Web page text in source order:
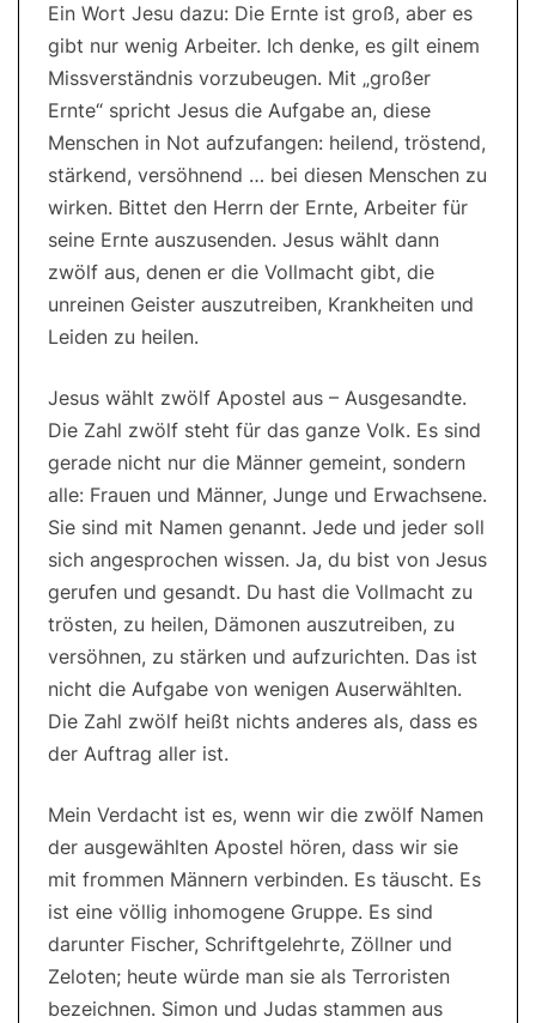
Ein Wort Jesu dazu: Die Ernte ist groß, aber es
gibt nur wenig Arbeiter. Ich denke, es gilt einem
Missverständnis vorzubeugen. Mit „großer
Ernte“ spricht Jesus die Aufgabe an, diese
Menschen in Not aufzufangen: heilend, tröstend,
stärkend, versöhnend … bei diesen Menschen zu
wirken. Bittet den Herrn der Ernte, Arbeiter für
seine Ernte auszusenden. Jesus wählt dann
zwölf aus, denen er die Vollmacht gibt, die
unreinen Geister auszutreiben, Krankheiten und
Leiden zu heilen.
Jesus wählt zwölf Apostel aus – Ausgesandte.
Die Zahl zwölf steht für das ganze Volk. Es sind
gerade nicht nur die Männer gemeint, sondern
alle: Frauen und Männer, Junge und Erwachsene.
Sie sind mit Namen genannt. Jede und jeder soll
sich angesprochen wissen. Ja, du bist von Jesus
gerufen und gesandt. Du hast die Vollmacht zu
trösten, zu heilen, Dämonen auszutreiben, zu
versöhnen, zu stärken und aufzurichten. Das ist
nicht die Aufgabe von wenigen Auserwählten.
Die Zahl zwölf heißt nichts anderes als, dass es
der Auftrag aller ist.
Mein Verdacht ist es, wenn wir die zwölf Namen
der ausgewählten Apostel hören, dass wir sie
mit frommen Männern verbinden. Es täuscht. Es
ist eine völlig inhomogene Gruppe. Es sind
darunter Fischer, Schriftgelehrte, Zöllner und
Zeloten; heute würde man sie als Terroristen
bezeichnen. Simon und Judas stammen aus